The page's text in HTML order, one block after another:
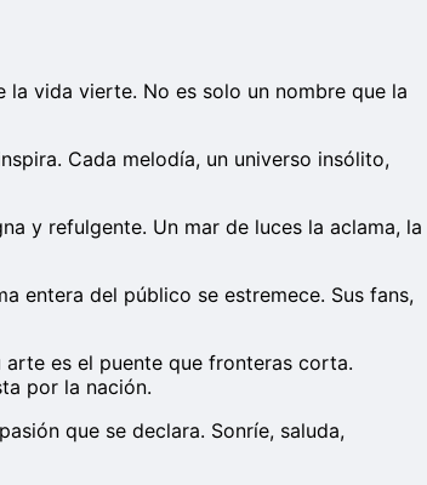
vida vierte. No es solo un nombre que la
Cada melodía, un universo insólito,
y refulgente. Un mar de luces la aclama, la
entera del público se estremece. Sus fans,
arte es el puente que fronteras corta.
por la nación.
que se declara. Sonríe, saluda,